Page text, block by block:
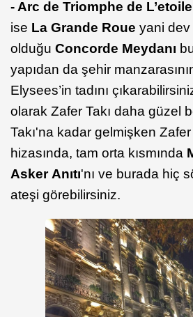
- Arc de Triomphe de L’etoile
ise La Grande Roue yani dev
olduğu Concorde Meydanı
yapıdan da şehir
Elysees’in tadını
olarak Zafer Takı daha güzel
Takı'na kadar gelmişken Zafer
hizasında, tam orta kısmında
Asker Anıtı'nı ve burada hiç
ateşi görebilirsiniz.